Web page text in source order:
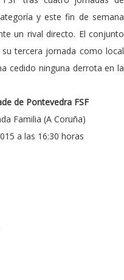
y este fin de semana
un rival directo. El conjunto
tercera jornada como local
cedido ninguna derrota en la
de Pontevedra FSF
Familia (A Coruña)
a las 16:30 horas